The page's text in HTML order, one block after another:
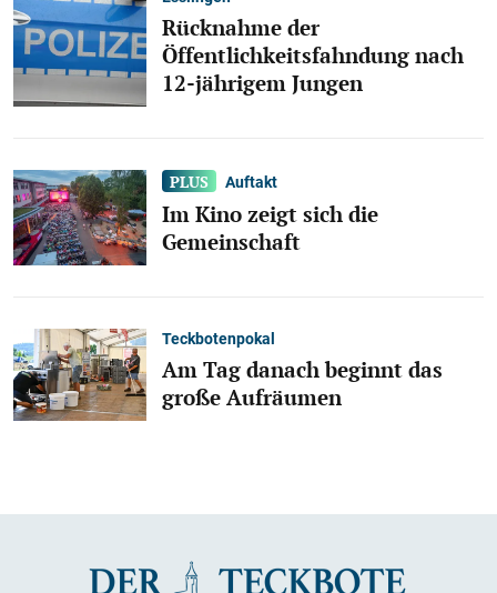
Rücknahme der
Öffentlichkeitsfahndung nach
12-jährigem Jungen
Auftakt
Im Kino zeigt sich die
Gemeinschaft
Teckbotenpokal
Am Tag danach beginnt das
große Aufräumen